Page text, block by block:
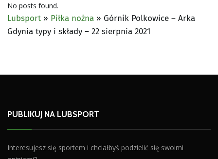
No posts found.
Lubsport » Piłka nożna » Górnik Polkowice – Arka
Gdynia typy i składy – 22 sierpnia 2021
PUBLIKUJ NA LUBSPORT
Interesujesz się sportem i chciałbyś podzielić się swoimi